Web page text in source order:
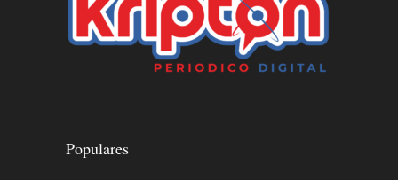
Populares